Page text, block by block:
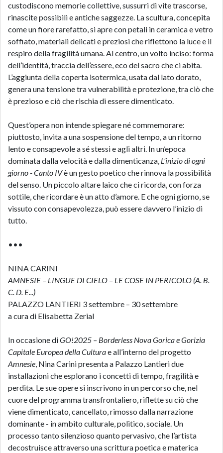
custodiscono memorie collettive, sussurri di vite trascorse,
rinascite possibili e antiche saggezze. La scultura, concepita
come un fiore rarefatto, si apre con petali in ceramica e vetro
soffiato, materiali delicati e preziosi che riflettono la luce e il
respiro della fragilità umana. Al centro, un volto inciso: forma
dell’identità, traccia dell’essere, eco del sacro che ci abita.
L’aggiunta della coperta isotermica, usata dal lato dorato,
genera una tensione tra vulnerabilità e protezione, tra ciò che
è prezioso e ciò che rischia di essere dimenticato.
Quest’opera non intende spiegare né commemorare:
piuttosto, invita a una sospensione del tempo, a un ritorno
lento e consapevole a sé stessi e agli altri. In un’epoca
dominata dalla velocità e dalla dimenticanza, L'inizio di ogni
giorno - Canto IVè un gesto poetico che rinnova la possibilità
del senso. Un piccolo altare laico che ci ricorda, con forza
sottile, che ricordare è un atto d’amore. E che ogni giorno, se
vissuto con consapevolezza, può essere davvero l’inizio di
tutto.
•••
NINA CARINI
AMNESIE – LINGUE DI CIELO – LE COSE IN PERICOLO (A. B.
C. D. E...)
PALAZZO LANTIERI 3 settembre – 30 settembre
a cura di Elisabetta Zerial
In occasione diGO!2025 – Borderless Nova Gorica e Gorizia
Capitale Europea della Culturae all’interno del progetto
Amnesie, Nina Carini presenta a Palazzo Lantieri due
installazioni che esplorano i concetti di tempo, fragilità e
perdita. Le sue opere si inscrivono in un percorso che, nel
cuore del programma transfrontaliero, riflette su ciò che
viene dimenticato, cancellato, rimosso dalla narrazione
dominante - in ambito culturale, politico, sociale. Un
processo tanto silenzioso quanto pervasivo, che l’artista
decostruisce attraverso una scrittura poetica e materica